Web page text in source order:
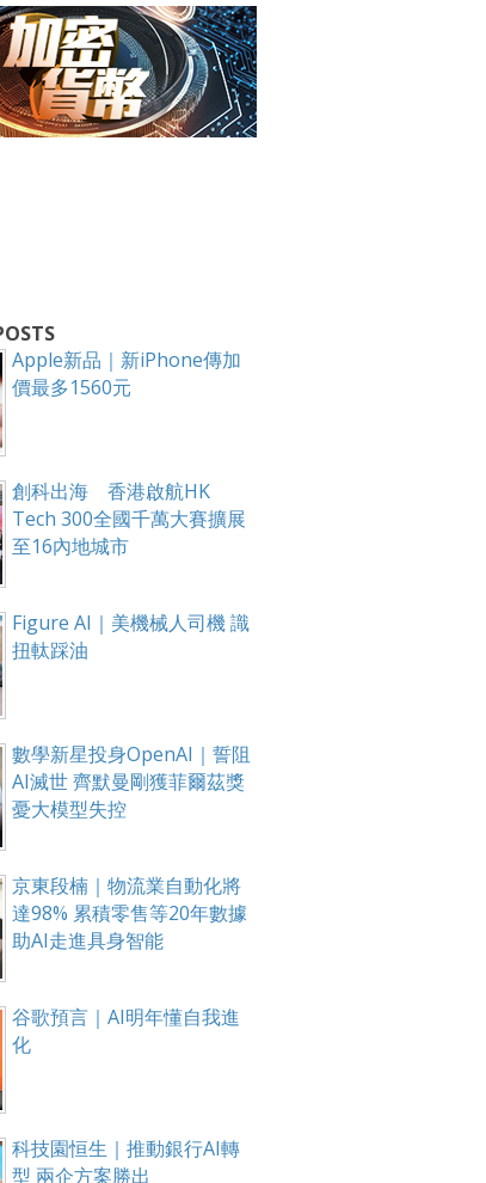
Apple新品｜新iPhone傳加
價最多1560元
創科出海 香港啟航HK
Tech 300全國千萬大賽擴展
至16內地城市
Figure AI｜美機械人司機 識
扭軚踩油
數學新星投身OpenAI｜誓阻
AI滅世 齊默曼剛獲菲爾茲獎
憂大模型失控
京東段楠｜物流業自動化將
達98% 累積零售等20年數據
助AI走進具身智能
谷歌預言｜AI明年懂自我進
化
科技園恒生｜推動銀行AI轉
型 兩企方案勝出